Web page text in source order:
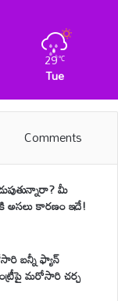
29℃
Tue
Comments
మీ
అసలు కారణం ఇదే!
బన్నీ ఫ్యాన్
మరోసారి చర్చ